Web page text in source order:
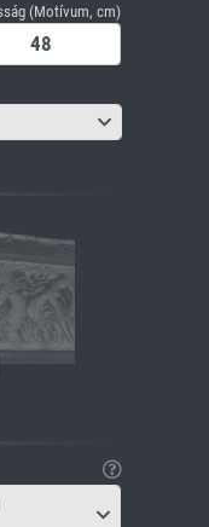
(Motívum, cm)